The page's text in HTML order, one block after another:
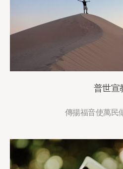
普世宣
傳揚福音使萬民